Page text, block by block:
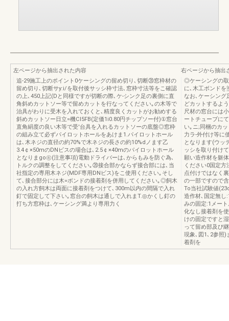
左ページから抽出された内容
追-29施工上のポイント0ケーシングの留め切り､切断⑳窓枠材の
留め切り､切断サy:i/を取付後サッシ枠寸法､窓枠寸法等をこ確認
の上､450上記(Dと同様ですが切断の際､ケ-シンク足の裏側に直
角斜めカットソー等で留めカットを行なってください｡の木等で
治具がわりに受木を入れておくと､精度良くカットがお勧めする
斜めカットソー日立=機Cl5FB(定価1i0.80円チップソー付)①窓台
直角絹度の良い木等で受′台具を入れるカットソーの底盤◎窓枠
の組み立て必ずパイロットホールをあけま1.パイロットホール
は､木ネジの直径の約70%で木ネジの長さの約10%dノます乙
3.4￠×50mのDNビスの場合は､2.5￠×40mのパイロットホール
となりまgo㊨(注意事項)電動ドライバーは､からもみを防ぐ為､
トルクの調整をしてください｡⑳接合部かならず接合部には､当
社指定の専用木ネジ(MDF専用DNビス)をこ使用ください｡そし
て､接合部分には木=ボンドの接着剤を併用してください｡◎飼木
の入れ方飼木は両面に接着剤をつけて､300m以内の間隔で入れ
釘で固定して下さい｡窓台の飼木は通しで入れまT.◎かくし釘の
打ち方窓枠は､ケーシング満より専用力く
右ページから抽出
◎ケーシングの
に､木工ボンドを
なお､ケーシング
どカットするよ
尺材の窓台には
ートチューブに
い｡ニ;同梱のカ
力ラ-外付け等に
となります(ウッ
ッシを取り付け
願い造作材を躯
ください0国定
点付けではなく
の一部ですので
To当社試験値
造作材､国定無し
みの固定:1メー
化なし接着剤を
けの固定ですと
って留め部及び
現象､図1､2参照)
着剤を